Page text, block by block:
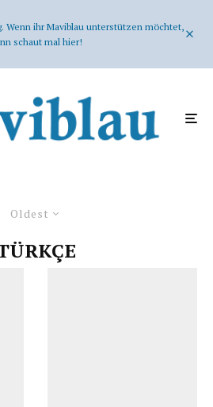
Wenn ihr Maviblau unterstützen möchtet,
schaut mal hier!
Oldest